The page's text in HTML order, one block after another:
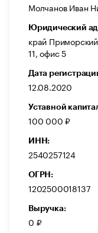
Молчанов Иван
Юридический
край
11, офис 5
Дата
12.08.2020
Уставной
100 000 ₽
ИНН:
2540257124
ОГРН:
1202500018137
Выручка:
0 ₽